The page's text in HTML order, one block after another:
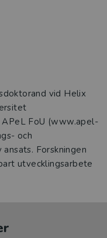
vid Helix
FoU (www.apel-
och
Forskningen
utvecklingsarbete